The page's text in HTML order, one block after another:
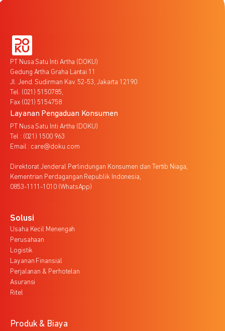
PT Nusa Satu Inti Artha (DOKU)
Gedung Artha Graha Lantai 11
Jl. Jend. Sudirman Kav. 52-53, Jakarta 12190
Tel. (021) 5150785,
Fax (021) 5154758
Layanan Pengaduan Konsumen
PT Nusa Satu Inti Artha (DOKU)
Tel : (021) 1500 963
Email : care@doku.com
Direktorat Jenderal Perlindungan Konsumen dan Tertib Niaga,
Kementrian Perdagangan Republik Indonesia,
0853-1111-1010 (WhatsApp)
Solusi
Usaha Kecil Menengah
Perusahaan
Logistik
Layanan Finansial
Perjalanan & Perhotelan
Asuransi
Ritel
Produk & Biaya